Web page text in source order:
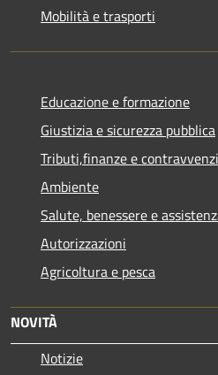
Mobilità e trasporti
Educazione e formazione
Giustizia e sicurezza pubblica
Tributi,finanze e
Ambiente
Salute, benessere e
Autorizzazioni
Agricoltura e pesca
NOVITÀ
Notizie